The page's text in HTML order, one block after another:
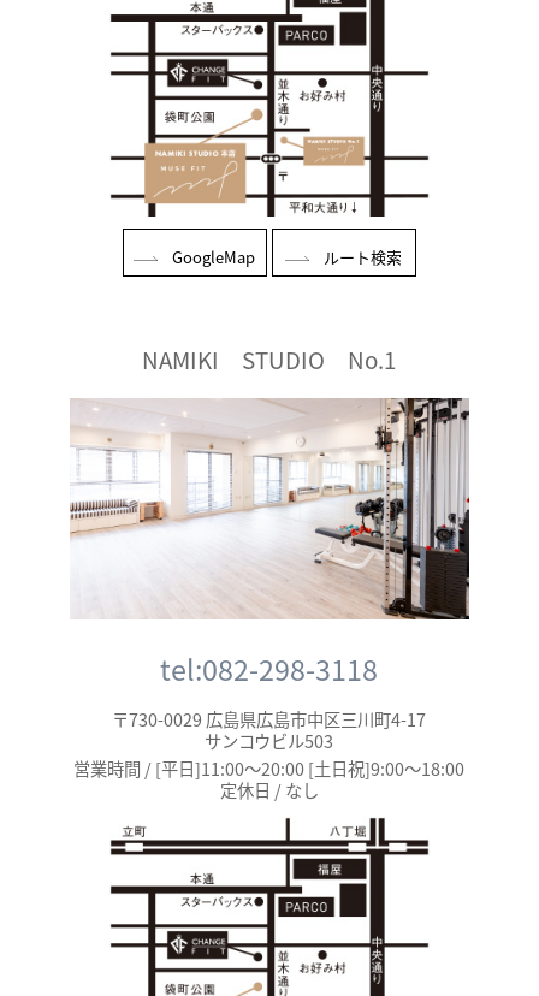
GoogleMap ルート検索
NAMIKI STUDIO No.1
tel:082-298-3118
〒730-0029 広島県広島市中区三川町4-17
サンコウビル503
営業時間 / [平日]11:00～20:00 [土日祝]9:00～18:00
定休日 / なし